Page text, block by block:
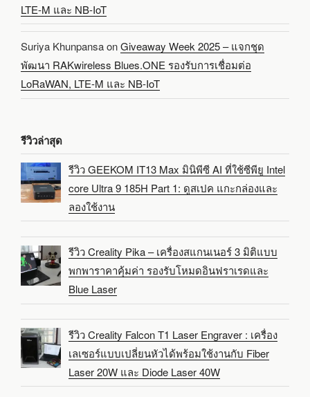
LTE-M และ NB-IoT
Suriya KhunpansaonGiveaway Week 2025 – แจกชุด
พัฒนา RAKwireless Blues.ONE รองรับการเชื่อมต่อ
LoRaWAN, LTE-M และ NB-IoT
รีวิวล่าสุด
รีวิว GEEKOM IT13 Max มินิพีซี AI ที่ใช้ซีพียู Intel
core Ultra 9 185H Part 1: ดูสเปค แกะกล่องและ
ลองใช้งาน
รีวิว Creality Pika – เครื่องสแกนเนอร์ 3 มิติแบบ
พกพาราคาคุ้มค่า รองรับโหมดอินฟราเรดและ
Blue Laser
รีวิว Creality Falcon T1 Laser Engraver : เครื่อง
เลเซอร์แบบเปลี่ยนหัวได้พร้อมใช้งานกับ Fiber
Laser 20W และ Diode Laser 40W